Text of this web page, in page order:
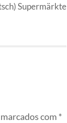
Supermärkte
com *